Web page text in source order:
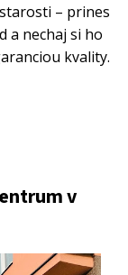
– prines
a nechaj si ho
kvality.
v